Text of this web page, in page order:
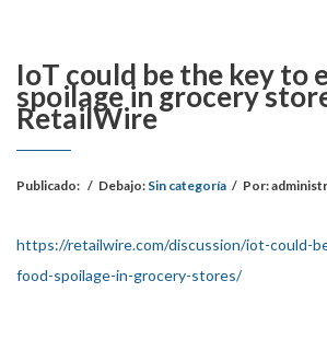
IoT could be the key to
spoilage in grocery
RetailWire
Publicado: / Debajo: Sin categoría / Por:
https://retailwire.com/discussion/iot-could-
food-spoilage-in-grocery-stores/